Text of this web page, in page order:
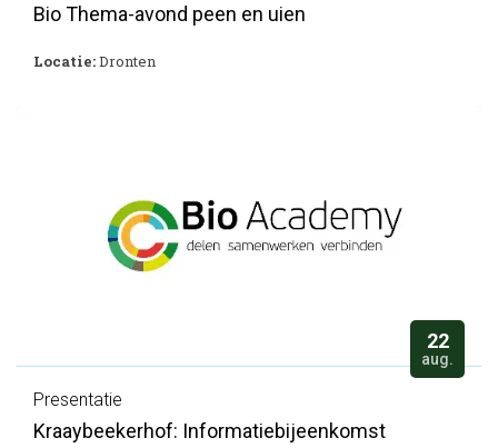
Bio Thema-avond peen en uien
Locatie:Dronten
22
aug.
Presentatie
Kraaybeekerhof: Informatiebijeenkomst